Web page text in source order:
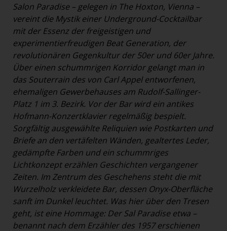
Salon Paradise – gelegen in The Hoxton, Vienna –
vereint die Mystik einer Underground-Cocktailbar
mit der Essenz der freigeistigen und
experimentierfreudigen Beat Generation, der
revolutionären Gegenkultur der 50er und 60er Jahre.
Über einen schummrigen Korridor gelangt man in
das Souterrain des von Carl Appel entworfenen,
ehemaligen Gewerbehauses am Rudolf-Sallinger-
Platz 1 im 3. Bezirk. Vor der Bar wird ein antikes
Hofmann-Konzertklavier regelmäßig bespielt.
Sorgfältig ausgewählte Reliquien wie Postkarten und
Briefe an den vertäfelten Wänden, gealtertes Leder,
gedämpfte Farben und ein schummriges
Lichtkonzept erzählen Geschichten vergangener
Zeiten. Im Zentrum des Geschehens steht die mit
Wurzelholz verkleidete Bar, dessen Onyx-Oberfläche
sanft im Dunkel leuchtet. Was hier über den Tresen
geht, ist eine Hommage: Der Sal Paradise etwa –
benannt nach dem Erzähler des 1957 erschienen